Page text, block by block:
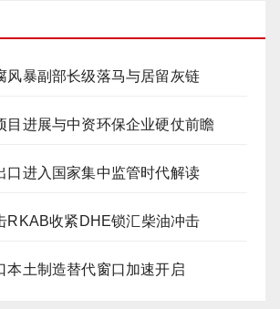
风暴副部长级落马与居留灰链
目进展与中资环保企业硬仗前瞻
口进入国家集中监管时代解读
RKAB收紧DHE锁汇柴油冲击
本土制造替代窗口加速开启